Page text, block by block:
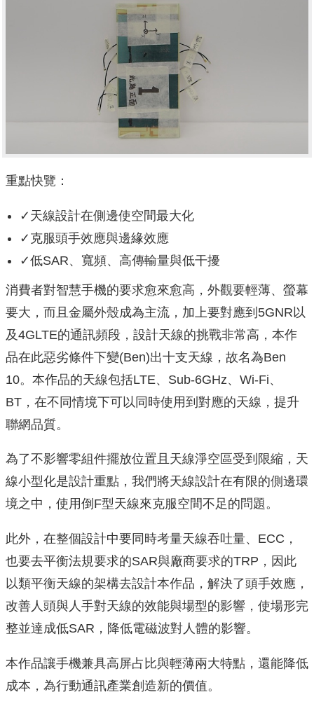
重點快覽：
✓天線設計在側邊使空間最大化
✓克服頭手效應與邊緣效應
✓低SAR、寬頻、高傳輸量與低干擾
消費者對智慧手機的要求愈來愈高，外觀要輕薄、螢幕
要大，而且金屬外殼成為主流，加上要對應到5GNR以
及4GLTE的通訊頻段，設計天線的挑戰非常高，本作
品在此惡劣條件下變(Ben)出十支天線，故名為Ben
10。本作品的天線包括LTE、Sub-6GHz、Wi-Fi、
BT，在不同情境下可以同時使用到對應的天線，提升
聯網品質。
為了不影響零組件擺放位置且天線淨空區受到限縮，天
線小型化是設計重點，我們將天線設計在有限的側邊環
境之中，使用倒F型天線來克服空間不足的問題。
此外，在整個設計中要同時考量天線吞吐量、ECC，
也要去平衡法規要求的SAR與廠商要求的TRP，因此
以類平衡天線的架構去設計本作品，解決了頭手效應，
改善人頭與人手對天線的效能與場型的影響，使場形完
整並達成低SAR，降低電磁波對人體的影響。
本作品讓手機兼具高屏占比與輕薄兩大特點，還能降低
成本，為行動通訊產業創造新的價值。